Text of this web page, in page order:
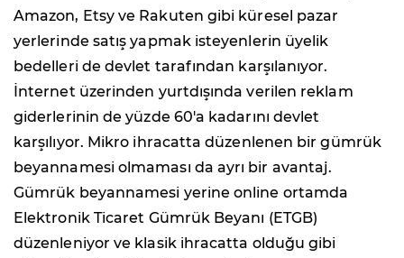
Amazon, Etsy ve Rakuten gibi küresel pazar
yerlerinde satış yapmak isteyenlerin üyelik
bedelleri de devlet tarafından karşılanıyor.
İnternet üzerinden yurtdışında verilen reklam
giderlerinin de yüzde 60'a kadarını devlet
karşılıyor. Mikro ihracatta düzenlenen bir gümrük
beyannamesi olmaması da ayrı bir avantaj.
Gümrük beyannamesi yerine online ortamda
Elektronik Ticaret Gümrük Beyanı (ETGB)
düzenleniyor ve klasik ihracatta olduğu gibi